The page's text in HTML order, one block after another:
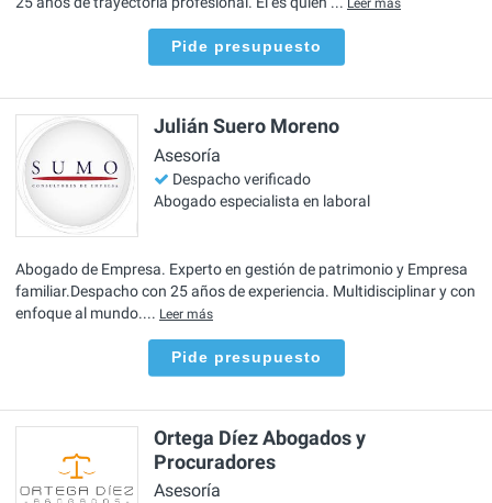
Leer más
Pide presupuesto
Julián Suero Moreno
Asesoría
Despacho verificado
Abogado especialista en laboral
Abogado de Empresa. Experto en gestión de patrimonio y Empresa
familiar.Despacho con 25 años de experiencia. Multidisciplinar y con
enfoque al mundo.... Leer más
Pide presupuesto
Ortega Díez Abogados y
Procuradores
Asesoría